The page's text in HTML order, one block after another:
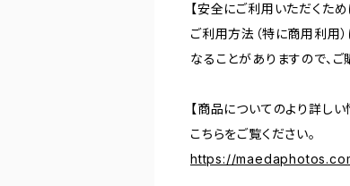
【安全にご利用いただくため
ご利用方法（特に商用利用
なることがありますので、
【商品についてのより詳しい
こちらをご覧ください。
https://